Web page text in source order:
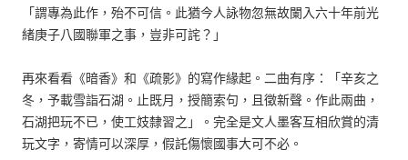
「謂專為此作，殆不可信。此猶今人詠物忽無故闌入六十年前光
緒庚子八國聯軍之事，豈非可詫？」
再來看看《暗香》和《疏影》的寫作緣起。二曲有序：「辛亥之
冬，予載雪詣石湖。止既月，授簡索句，且徵新聲。作此兩曲，
石湖把玩不已，使工妓隸習之」。完全是文人墨客互相欣賞的清
玩文字，寄情可以深厚，假託傷懷國事大可不必。